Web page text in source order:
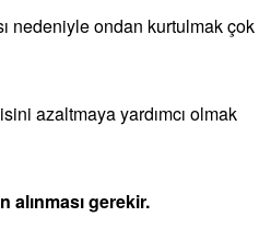
nedeniyle ondan kurtulmak çok
azaltmaya yardımcı olmak
alınması gerekir.